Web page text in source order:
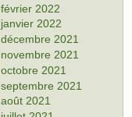
février 2022
janvier 2022
décembre 2021
novembre 2021
octobre 2021
septembre 2021
août 2021